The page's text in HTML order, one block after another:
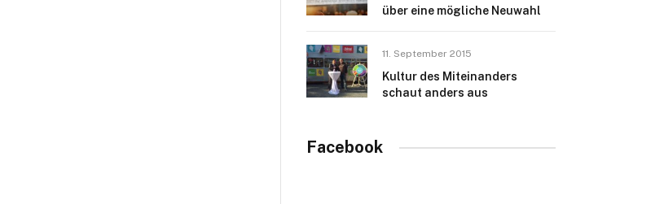
über eine mögliche Neuwahl
11. September 2015
Kultur des Miteinanders
schaut anders aus
Facebook